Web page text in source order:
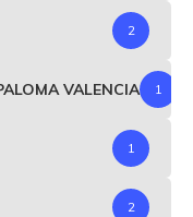
2
VALENCIA 1
1
2